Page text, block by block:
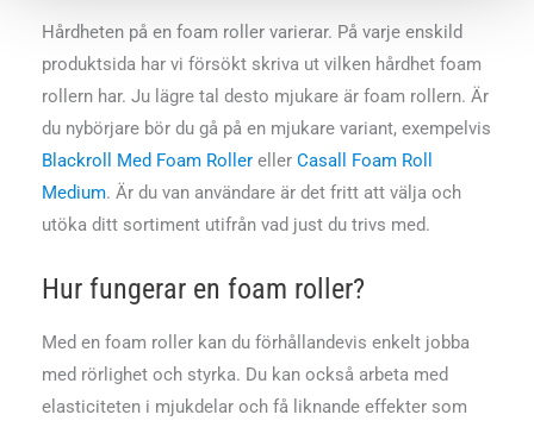
Hårdheten på en foam roller varierar. På varje enskild
produktsida har vi försökt skriva ut vilken hårdhet foam
rollern har. Ju lägre tal desto mjukare är foam rollern. Är
du nybörjare bör du gå på en mjukare variant, exempelvis
Blackroll Med Foam Roller eller Casall Foam Roll
Medium. Är du van användare är det fritt att välja och
utöka ditt sortiment utifrån vad just du trivs med.
Hur fungerar en foam roller?
Med en foam roller kan du förhållandevis enkelt jobba
med rörlighet och styrka. Du kan också arbeta med
elasticiteten i mjukdelar och få liknande effekter som